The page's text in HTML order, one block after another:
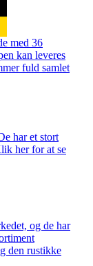
med 36
kan leveres
fuld samlet
har et stort
her for at se
og de har
den rustikke